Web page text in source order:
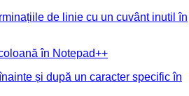
de linie cu un cuvânt inutil în
în Notepad++
și după un caracter specific în